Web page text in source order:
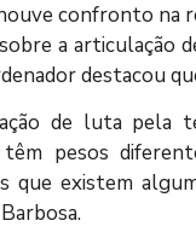
confronto na
a articulação
destacou
de luta pela
pesos
que existem